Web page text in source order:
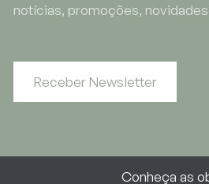
notícias, promoções,
Receber Newsletter
Conheça as